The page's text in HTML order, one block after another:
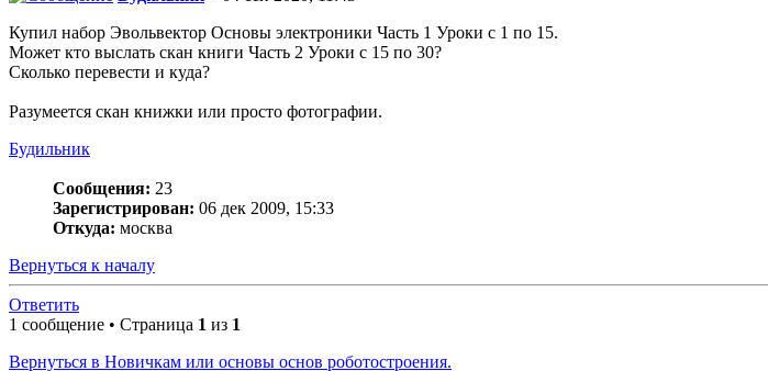
Купил набор Эвольвектор Основы электроники Часть 1 Уроки с 1 по 15.
Может кто выслать скан книги Часть 2 Уроки с 15 по 30?
Сколько перевести и куда?
Разумеется скан книжки или просто фотографии.
Будильник
Сообщения: 23
Зарегистрирован: 06 дек 2009, 15:33
Откуда: москва
Вернуться к началу
Ответить
1 сообщение • Страница 1 из 1
Вернуться в Новичкам или основы основ роботостроения.